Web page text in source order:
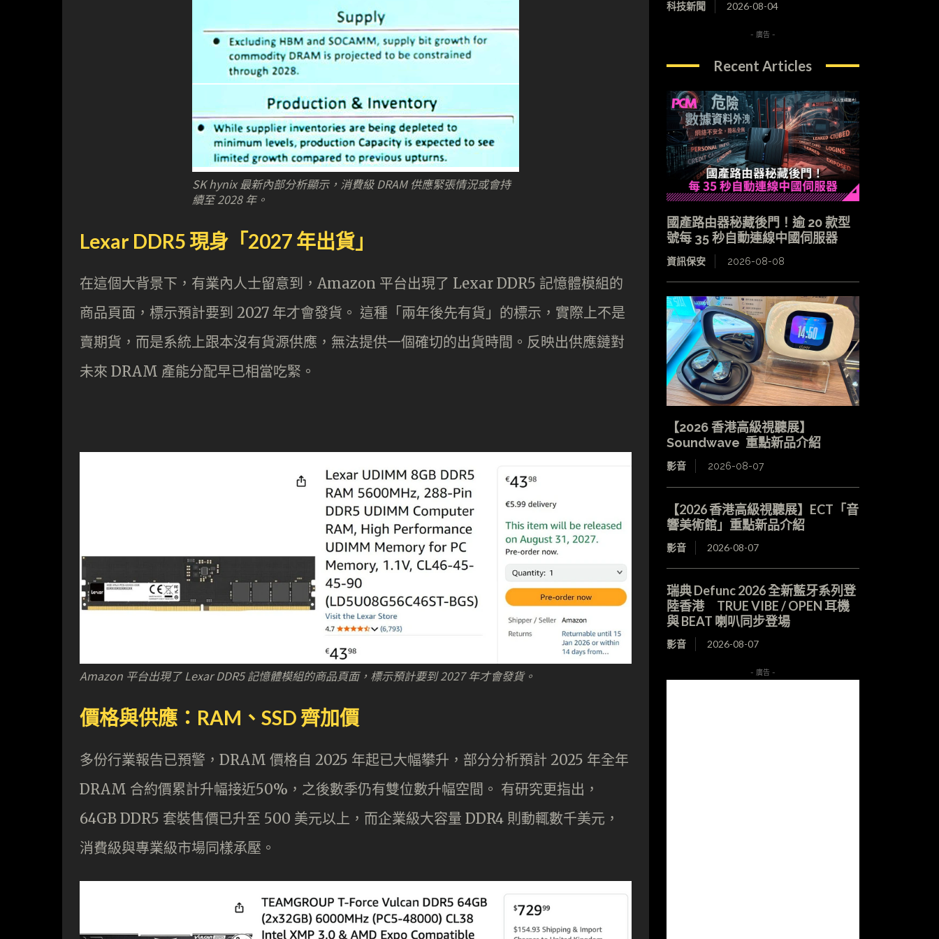
SK hynix 最新內部分析顯示，消費級 DRAM 供應緊張情況或會持
續至 2028 年。
Lexar DDR5 現身「2027 年出貨」
在這個大背景下，有業內人士留意到，Amazon 平台出現了 Lexar DDR5 記憶體模組的
商品頁面，標示預計要到 2027 年才會發貨。 這種「兩年後先有貨」的標示，實際上不是
賣期貨，而是系統上跟本沒有貨源供應，無法提供一個確切的出貨時間。反映出供應鏈對
未來 DRAM 產能分配早已相當吃緊。
Amazon 平台出現了 Lexar DDR5 記憶體模組的商品頁面，標示預計要到 2027 年才會發貨。
價格與供應：RAM、SSD 齊加價
多份行業報告已預警，DRAM 價格自 2025 年起已大幅攀升，部分分析預計 2025 年全年
DRAM 合約價累計升幅接近50%，之後數季仍有雙位數升幅空間。 有研究更指出，
64GB DDR5 套裝售價已升至 500 美元以上，而企業級大容量 DDR4 則動輒數千美元，
消費級與專業級市場同樣承壓。​
科技新聞 2026-08-04
- 廣告 -
Recent Articles
國產路由器秘藏後門！逾 20 款型
號每 35 秒自動連線中國伺服器
資訊保安 2026-08-08
【2026 香港高級視聽展】
Soundwave 重點新品介紹
影音 2026-08-07
【2026 香港高級視聽展】ECT「音
響美術館」重點新品介紹
影音 2026-08-07
瑞典 Defunc 2026 全新藍牙系列登
陸香港 TRUE VIBE / OPEN 耳機
與 BEAT 喇叭同步登場
影音 2026-08-07
- 廣告 -